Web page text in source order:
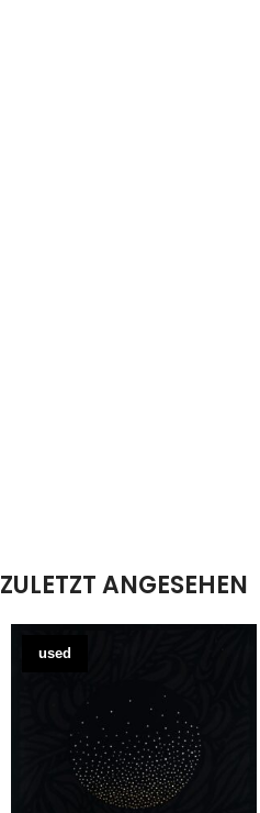
ZULETZT ANGESEHEN
used